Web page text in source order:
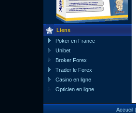
Liens
Poker en France
Unibet
Broker Forex
Trader le Forex
Casino en ligne
Opticien en ligne
Accueil|